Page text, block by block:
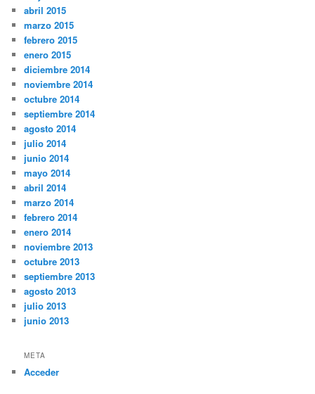
abril 2015
marzo 2015
febrero 2015
enero 2015
diciembre 2014
noviembre 2014
octubre 2014
septiembre 2014
agosto 2014
julio 2014
junio 2014
mayo 2014
abril 2014
marzo 2014
febrero 2014
enero 2014
noviembre 2013
octubre 2013
septiembre 2013
agosto 2013
julio 2013
junio 2013
META
Acceder